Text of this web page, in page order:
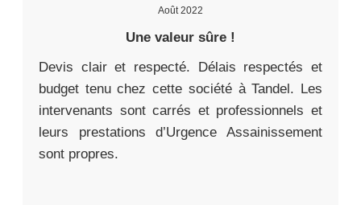
Août 2022
Une valeur sûre !
Devis clair et respecté. Délais respectés et
budget tenu chez cette société à Tandel. Les
intervenants sont carrés et professionnels et
leurs prestations d’Urgence Assainissement
sont propres.